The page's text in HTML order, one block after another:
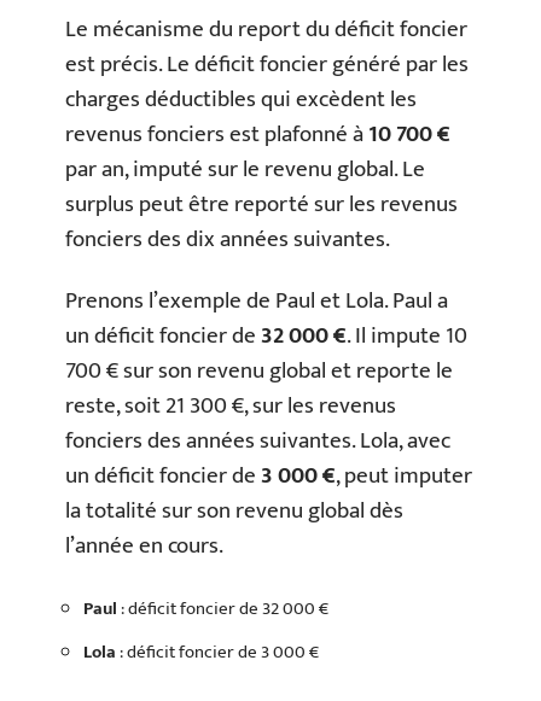
Le mécanisme du report du déficit foncier
est précis. Le déficit foncier généré par les
charges déductibles qui excèdent les
revenus fonciers est plafonné à10 700 €
par an, imputé sur le revenu global. Le
surplus peut être reporté sur les revenus
fonciers des dix années suivantes.
Prenons l’exemple de Paul et Lola. Paul a
un déficit foncier de32 000 €. Il impute 10
700 € sur son revenu global et reporte le
reste, soit 21 300 €, sur les revenus
fonciers des années suivantes. Lola, avec
un déficit foncier de3 000 €, peut imputer
la totalité sur son revenu global dès
l’année en cours.
Paul: déficit foncier de 32 000 €
Lola: déficit foncier de 3 000 €